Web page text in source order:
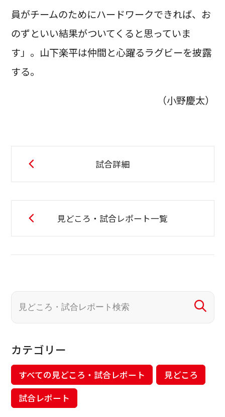
員がチームのためにハードワークできれば、お
のずといい結果がついてくると思っていま
す」。山下楽平は仲間と心躍るラグビーを披露
する。
（小野慶太）
試合詳細
見どころ・試合レポート一覧
カテゴリー
すべての見どころ・試合レポート
見どころ
試合レポート